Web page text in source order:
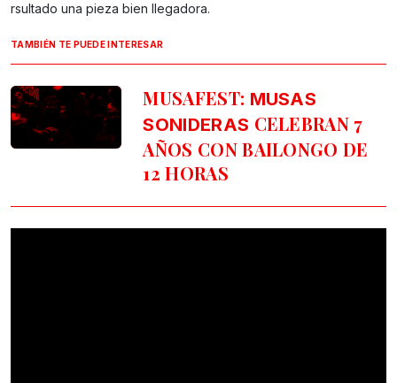
rsultado una pieza bien llegadora.
TAMBIÉN TE PUEDE INTERESAR
MUSAFEST: MUSAS
SONIDERAS CELEBRAN 7
AÑOS CON BAILONGO DE
12 HORAS